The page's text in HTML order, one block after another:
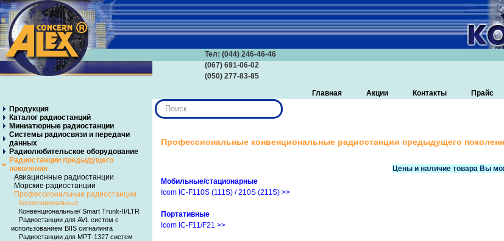
Тел: (044) 246-46-46
(067) 691-06-02
(050) 277-83-85
Главная
Акции Контакты Прайс
Продукция
Каталог радиостанций
Миниатюрные радиостанции
Системы радиосвязи и передачи
данных
Радиолюбительское оборудование
Радиостанции предыдущего
поколения
Авиационные радиостанции
Морские радиостанции
Профессиональные радиостанции
Конвенциональные
Конвенциональные/ Smart Trunk-II/LTR
Радиостанции для AVL систем с
использованием BIIS сигналинга
Радиостанции для МРТ-1327 систем
Искать...
Профессиональные конвенциональные радиостанции предыдущего
Цены и наличие товара Вы
Мобильные/стационарные
Icom IC-F110S (111S) / 210S (211S) >>
Портативные
Icom IC-F11/F21 >>